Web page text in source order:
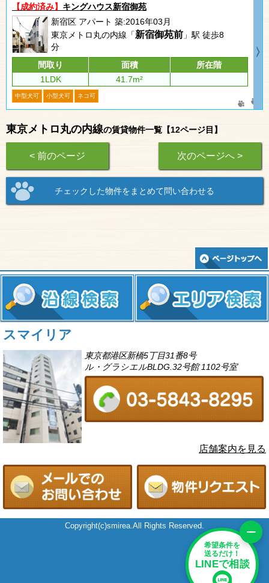
【成約済み】 キングハウス新宿御苑
新宿区 アパート 築:2016年03月
東京メトロ丸の内線「新宿御苑前 」駅 徒歩8
分
間取り
面積
所在階
1LDK
41.7m²
中型犬可 小型犬可 ネコ可
東京メトロ丸の内線の賃貸物件一覧【12ページ目】
< 前のページ 次のページへ >
スマイリア
東京都港区新橋5丁目31番8号
ル・グラシエルBLDG.32号館 1102号室
店舗案内を見る
Copyright(c)smirea.All Rights Reserved.
希望条件を
送るだけ！
LINEで相談
−